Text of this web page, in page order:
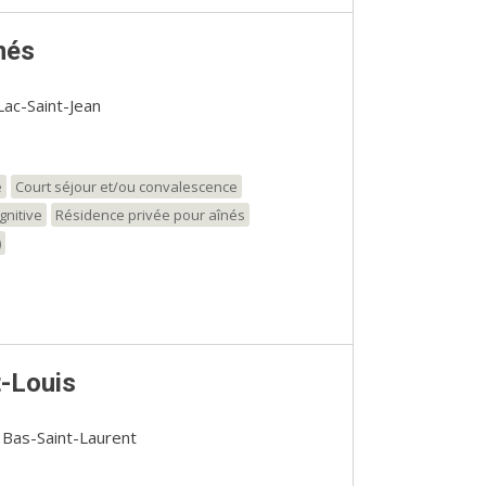
Saint-Jean
Court séjour et/ou convalescence
Résidence privée pour aînés
Louis
Saint-Laurent